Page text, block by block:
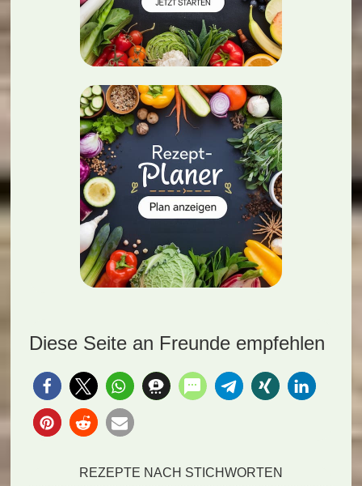
Diese Seite an Freunde empfehlen
REZEPTE NACH STICHWORTEN